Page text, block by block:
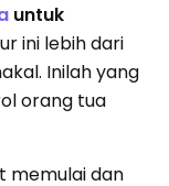
untuk
ini lebih dari
Inilah yang
orang tua
memulai dan